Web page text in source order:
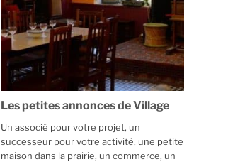
Les petites annonces de Village
Un associé pour votre projet, un
successeur pour votre activité, une petite
maison dans la prairie, un commerce, un